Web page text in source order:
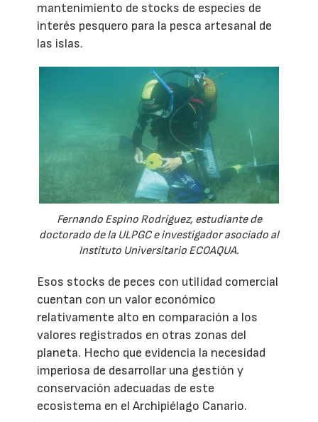
mantenimiento de stocks de especies de
interés pesquero para la pesca artesanal de
las islas.
Fernando Espino Rodríguez, estudiante de
doctorado de la ULPGC e investigador asociado al
Instituto Universitario ECOAQUA.
Esos stocks de peces con utilidad comercial
cuentan con un valor económico
relativamente alto en comparación a los
valores registrados en otras zonas del
planeta. Hecho que evidencia la necesidad
imperiosa de desarrollar una gestión y
conservación adecuadas de este
ecosistema en el Archipiélago Canario.